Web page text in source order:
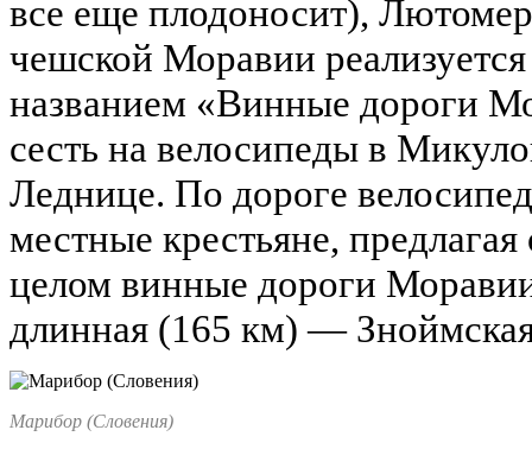
все еще плодоносит),
чешской Моравии
названием «Винные дороги
сесть на велосипеды в
Леднице. По дороге
местные крестьяне,
целом винные дороги
длинная (165 км) —
Марибор (Словения)